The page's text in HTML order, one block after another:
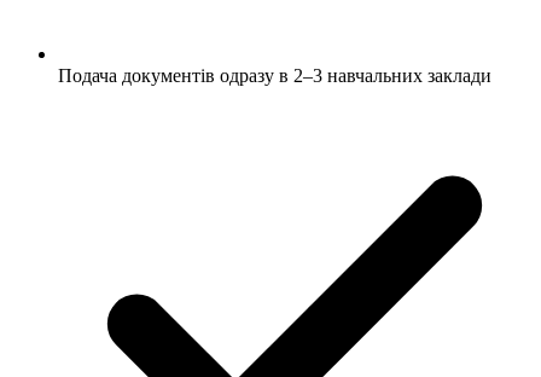
Подача документів одразу в 2–3 навчальних заклади